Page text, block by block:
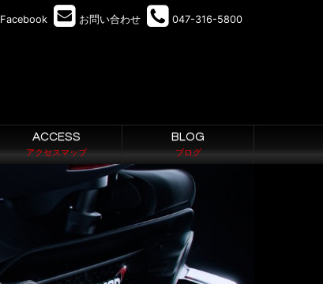
Facebook お問い合わせ 047-316-5800
ACCESS
アクセスマップ
BLOG
ブログ